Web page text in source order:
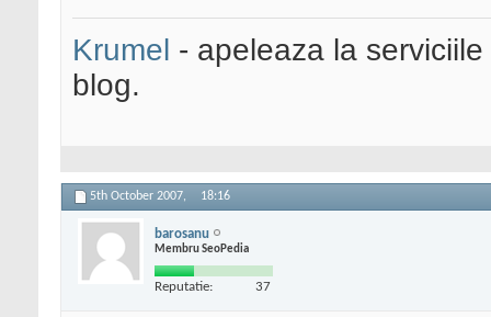
Krumel - apeleaza la
blog.
5th October 2007, 18:16
barosanu
Membru SeoPedia
Reputatie: 37